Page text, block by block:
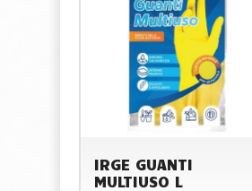
IRGE GUANTI
MULTIUSO L